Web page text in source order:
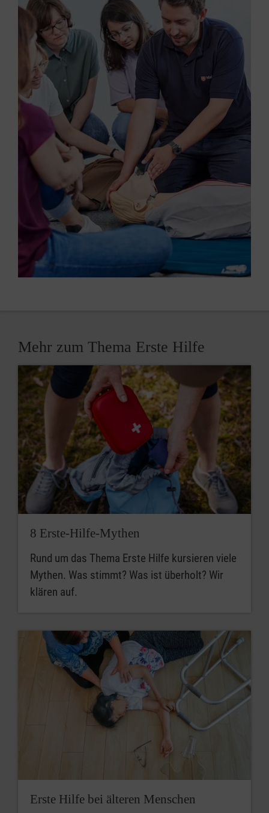
Mehr zum Thema Erste Hilfe
8 Erste-Hilfe-Mythen
Rund um das Thema Erste Hilfe kursieren viele
Mythen. Was stimmt? Was ist überholt? Wir
klären auf.
Erste Hilfe bei älteren Menschen